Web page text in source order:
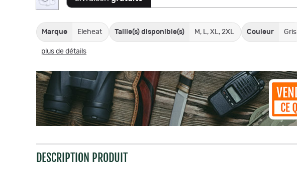
Marque Eleheat Taille(s) disponible(s) M, L, XL, 2XL Couleur Gris
plus de détails
DESCRIPTION PRODUIT